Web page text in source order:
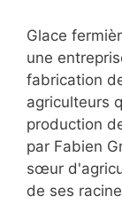
Glace
une
fabrication
agriculteurs
production
par Fabien
sœur
de ses